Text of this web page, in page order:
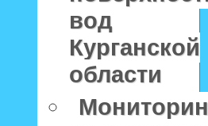
вод
Курганской
области